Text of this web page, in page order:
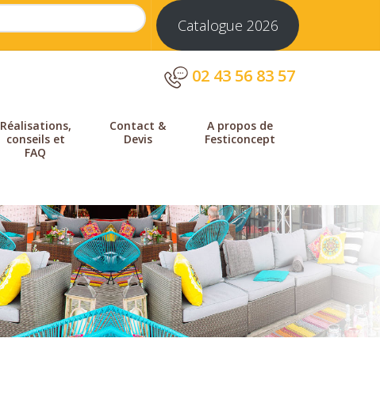
Catalogue 2026
02 43 56 83 57
Réalisations,
conseils et
FAQ
Contact &
Devis
A propos de
Festiconcept